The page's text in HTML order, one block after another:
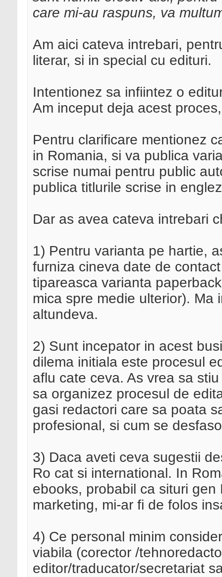
care mi-au raspuns, va
Am aici cateva intrebari,
literar, si in special cu edituri.
Intentionez sa infiintez o
Am inceput deja acest
Pentru clarificare mentionez
in Romania, si va publica
scrise numai pentru public
publica titlurile scrise in
Dar as avea cateva intrebari
1) Pentru varianta pe hartie,
furniza cineva date de
tipareasca varianta
mica spre medie ulterior).
altundeva.
2) Sunt incepator in acest
dilema initiala este procesul
aflu cate ceva. As vrea sa
sa organizez procesul de
gasi redactori care sa poata
profesional, si cum se
3) Daca aveti ceva sugestii
Ro cat si international. In
ebooks, probabil ca situri
marketing, mi-ar fi de folos
4) Ce personal minim
viabila (corector /
editor/traducator/secretariat